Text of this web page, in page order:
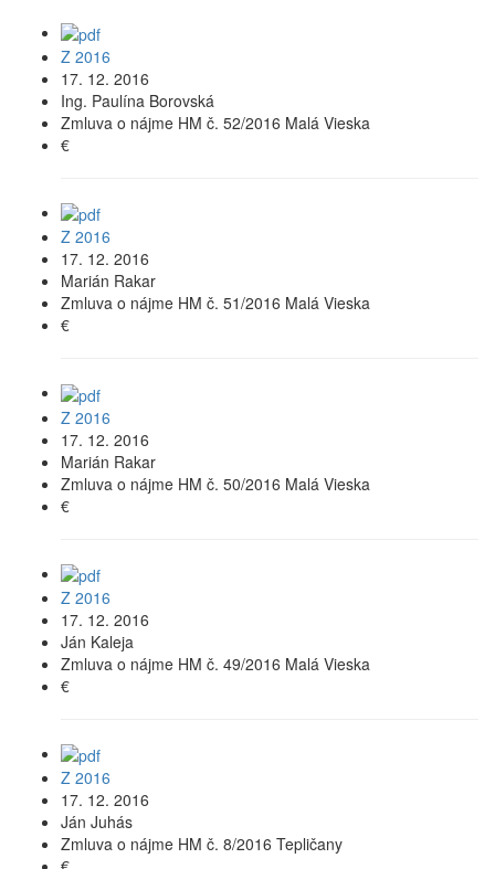
Z 2016
17. 12. 2016
Ing. Paulína Borovská
Zmluva o nájme HM č. 52/2016 Malá Vieska
€
Z 2016
17. 12. 2016
Marián Rakar
Zmluva o nájme HM č. 51/2016 Malá Vieska
€
Z 2016
17. 12. 2016
Marián Rakar
Zmluva o nájme HM č. 50/2016 Malá Vieska
€
Z 2016
17. 12. 2016
Ján Kaleja
Zmluva o nájme HM č. 49/2016 Malá Vieska
€
Z 2016
17. 12. 2016
Ján Juhás
Zmluva o nájme HM č. 8/2016 Tepličany